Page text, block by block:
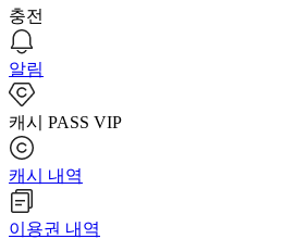
충전
알림
캐시 PASS VIP
캐시 내역
이용권 내역